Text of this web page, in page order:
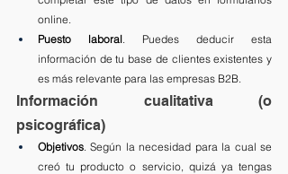
online.
Puesto laboral . Puedes deducir esta
información de tu base de clientes existentes y
es más relevante para las empresas B2B.
Información cualitativa (o
psicográfica)
Objetivos . Según la necesidad para la cual se
creó tu producto o servicio, quizá ya tengas